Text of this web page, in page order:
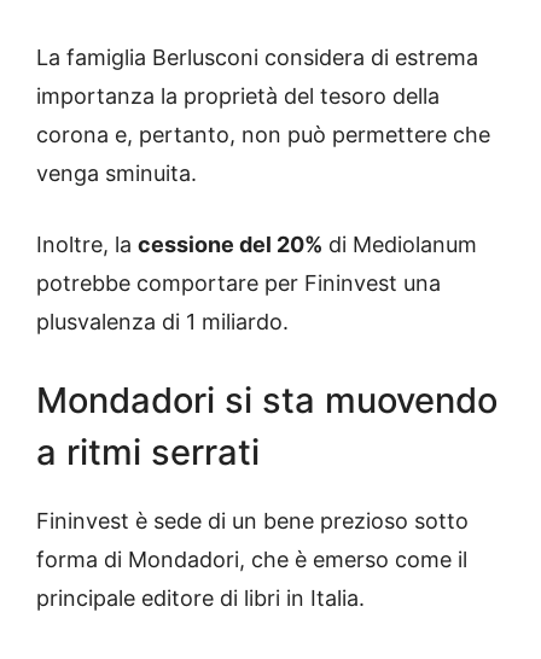
La famiglia Berlusconi considera di estrema
importanza la proprietà del tesoro della
corona e, pertanto, non può permettere che
venga sminuita.
Inoltre, la cessione del 20% di Mediolanum
potrebbe comportare per Fininvest una
plusvalenza di 1 miliardo.
Mondadori si sta muovendo
a ritmi serrati
Fininvest è sede di un bene prezioso sotto
forma di Mondadori, che è emerso come il
principale editore di libri in Italia.